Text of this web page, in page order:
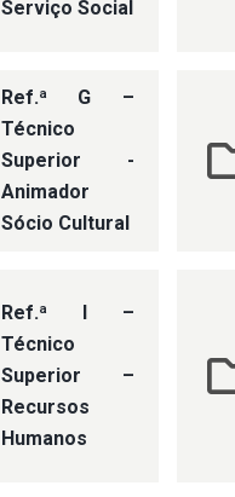
Serviço Social
Ref.ª G –
Técnico
Superior -
Animador
Sócio Cultural
Ref.ª I –
Técnico
Superior –
Recursos
Humanos